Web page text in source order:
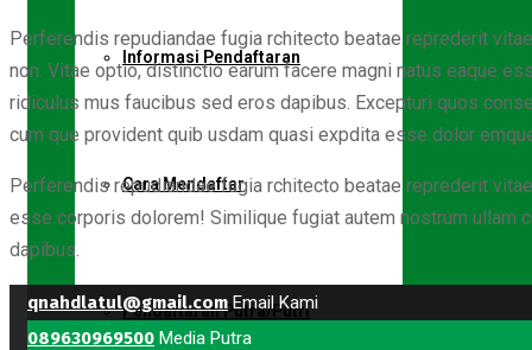
Informasi Pendaftaran
Cara Mendaftar
Pendaftaran Putra/Putri
Perferendis repudiandae fugia rchitecto beatae reprederit
non. Vitae optio, distinctio earum facere magni natus eaque
ridiculus mus faucibus sed eros dapibus. Excepturi quos
cum que provident quib usdam quasi expdita esse dolor
Perferendis repudiandae fugia rchitecto beatae reprederit
esse corporis dolorem! Similique fugiat autem nostrum ullam
dapibus.
qnahdlatul@gmail.com Email Kami
089630969500 Media Putra